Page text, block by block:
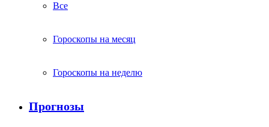
Все
Гороскопы на месяц
Гороскопы на неделю
Прогнозы